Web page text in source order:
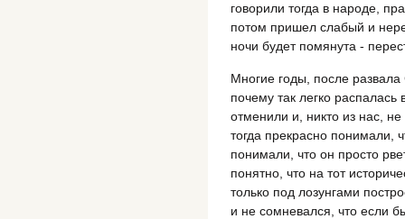
говорили тогда в народе,
потом пришел слабый и
ночи будет помянута -
Многие годы, после
почему так легко
отменили и, никто из нас,
тогда прекрасно понимали,
понимали, что он просто
понятно, что на тот
только под лозунгами
и не сомневался, что если